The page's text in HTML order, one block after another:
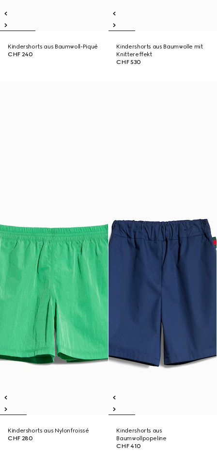
Kindershorts aus Baumwoll-Piqué
CHF 240
Kindershorts aus Baumwolle mit
Knittereffekt
CHF 530
Kindershorts aus Nylonfroissé
CHF 280
Kindershorts aus
Baumwollpopeline
CHF 410